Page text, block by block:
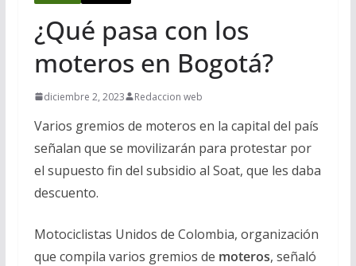
¿Qué pasa con los
moteros en Bogotá?
diciembre 2, 2023 Redaccion web
Varios gremios de moteros en la capital del país
señalan que se movilizarán para protestar por
el supuesto fin del subsidio al Soat, que les daba
descuento.
Motociclistas Unidos de Colombia, organización
que compila varios gremios de moteros, señaló